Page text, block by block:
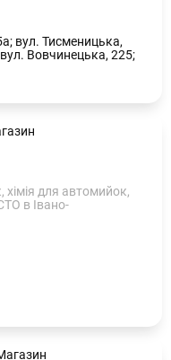
вул. Тисменицька,
Вовчинецька, 225;
хімія для автомийок,
в Івано-